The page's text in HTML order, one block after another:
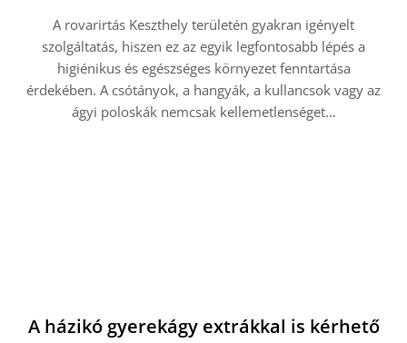
A rovarirtás Keszthely területén gyakran igényelt
szolgáltatás, hiszen ez az egyik legfontosabb lépés a
higiénikus és egészséges környezet fenntartása
érdekében. A csótányok, a hangyák, a kullancsok vagy az
ágyi poloskák nemcsak kellemetlenséget…
A házikó gyerekágy extrákkal is kérhető